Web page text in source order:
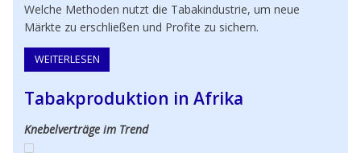
Welche Methoden nutzt die Tabakindustrie, um neue
Märkte zu erschließen und Profite zu sichern.
WEITERLESEN
Tabakproduktion in Afrika
Knebelverträge im Trend